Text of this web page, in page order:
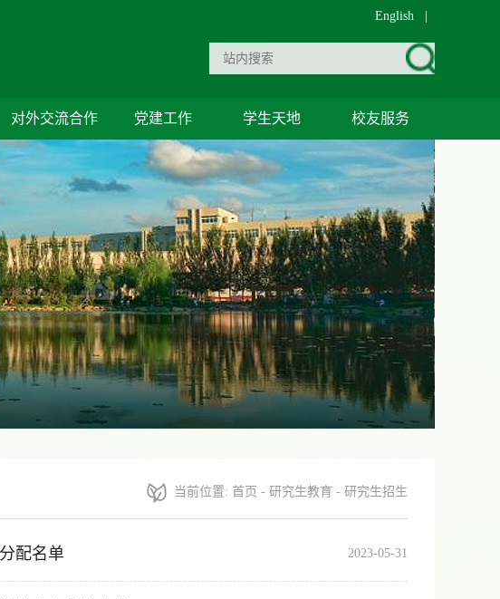
English
对外交流合作 党建工作 学生天地 校友服务
当前位置: 首页 - 研究生教育 - 研究生招生
配名单 2023-05-31